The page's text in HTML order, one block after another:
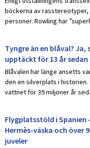
böckerna av rasstereotyper,
personer. Rowling har
Tyngre än en blåval? Ja,
upptäckt för 13 år
Blåvalen har länge ansetts
den en silverplats i
vattnet för 39 miljoner år
Flygplatsstöld i
Hermès-väska och över
juveler